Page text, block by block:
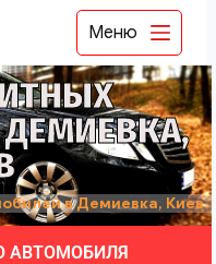
Меню
в Демиевка, Киев
АВТОМОБИЛЯ